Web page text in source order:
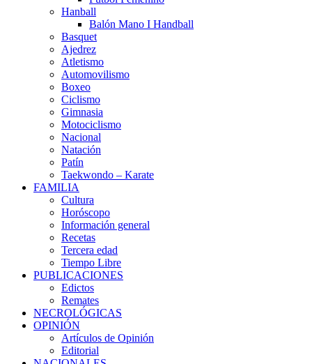
Hanball
Balón Mano I Handball
Basquet
Ajedrez
Atletismo
Automovilismo
Boxeo
Ciclismo
Gimnasia
Motociclismo
Nacional
Natación
Patín
Taekwondo – Karate
FAMILIA
Cultura
Horóscopo
Información general
Recetas
Tercera edad
Tiempo Libre
PUBLICACIONES
Edictos
Remates
NECROLÓGICAS
OPINIÓN
Artículos de Opinión
Editorial